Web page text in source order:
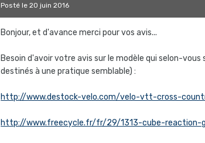
Postéle 20 juin 2016
Bonjour, et d'avance merci pour vos avis...
Besoin d'avoir votre avis sur le modèle qui selon-
destinés à une pratique semblable) :
http://www.destock-velo.com/velo-vtt-cross-
http://www.freecycle.fr/fr/29/1313-cube-reaction-